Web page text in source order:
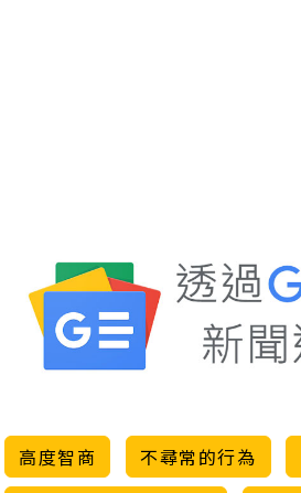
高度智商 不尋常的行為